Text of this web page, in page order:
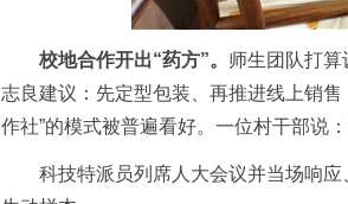
校地合作开出“药方”。 师生团队打
志良建议：先定型包装、再推进线上销
作社”的模式被普遍看好。一位村干部说
科技特派员列席人大会议并当场响